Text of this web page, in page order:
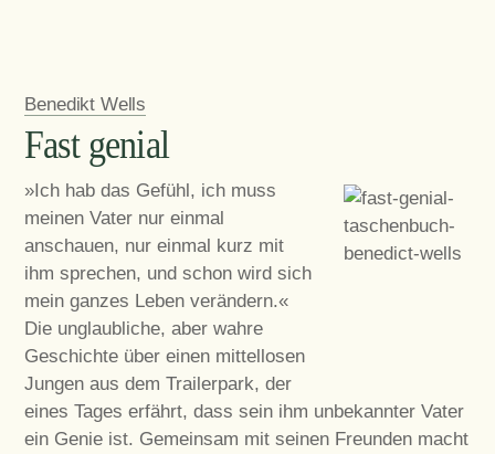
Benedikt Wells
Fast genial
»Ich hab das Gefühl, ich muss
meinen Vater nur einmal
anschauen, nur einmal kurz mit
ihm sprechen, und schon wird sich
mein ganzes Leben verändern.«
Die unglaubliche, aber wahre
Geschichte über einen mittellosen
Jungen aus dem Trailerpark, der
eines Tages erfährt, dass sein ihm unbekannter Vater
ein Genie ist. Gemeinsam mit seinen Freunden macht